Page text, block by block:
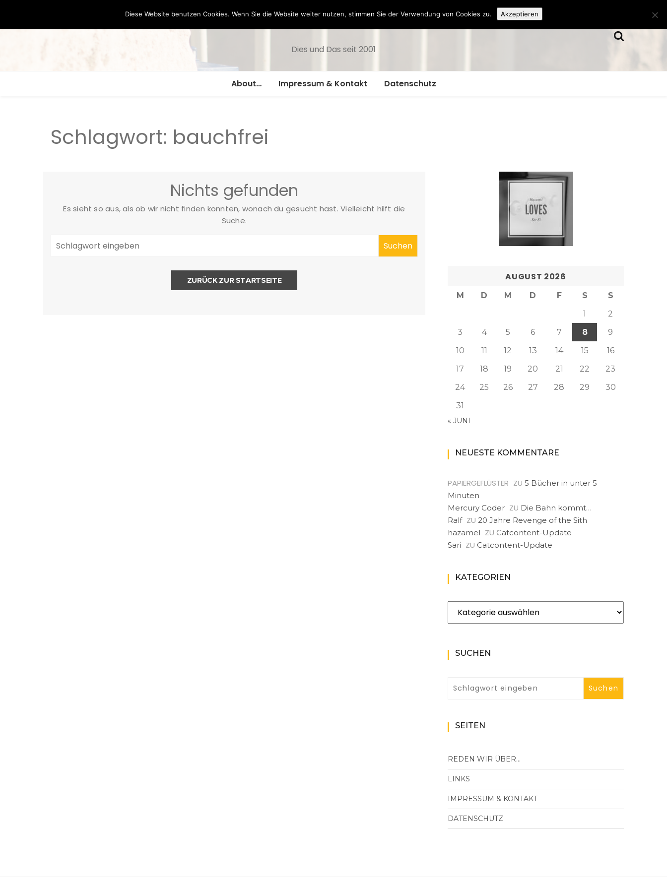
Hazamelistan
Dies und Das seit 2001
About… Impressum & Kontakt Datenschutz
Schlagwort: bauchfrei
Nichts gefunden
Es sieht so aus, als ob wir nicht finden konnten, wonach du gesucht hast. Vielleicht hilft die
Suche.
ZURÜCK ZUR STARTSEITE AUGUST 2026
M D M D F S
S
1
2
3
4 5 6 7 8
9
10
11 12 13 14 15
16
17
18 19 20 21 22
23
24
25 26 27 28 29
30
31
« JUNI
NEUESTE KOMMENTARE
PAPIERGEFLÜSTER ZU 5 Bücher in unter 5
Minuten
Mercury Coder ZU Die Bahn kommt…
Ralf ZU 20 Jahre Revenge of the Sith
hazamel ZU Catcontent-Update
Sari ZU Catcontent-Update
KATEGORIEN
Kategorien
SUCHEN
SEITEN
REDEN WIR ÜBER…
LINKS
IMPRESSUM & KONTAKT
DATENSCHUTZ
Diese Website benutzen Cookies. Wenn Sie die Website weiter nutzen, stimmen Sie der Verwendung von Cookies zu. Akzeptieren